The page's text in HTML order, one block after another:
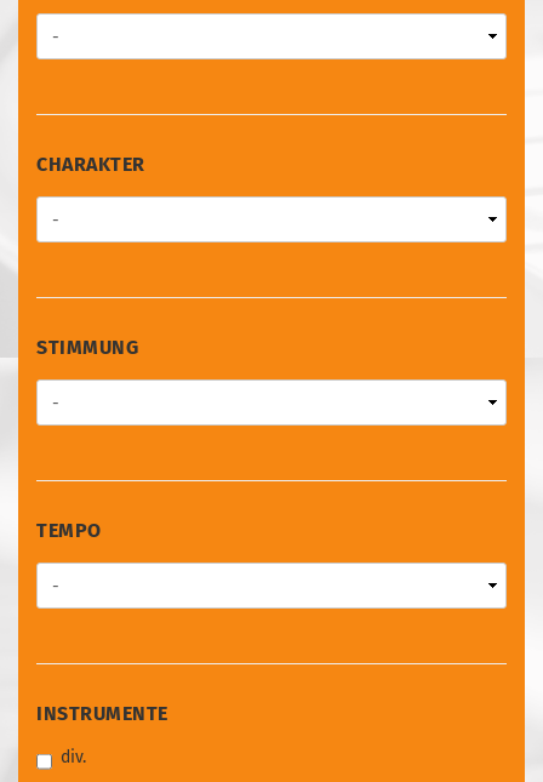
CHARAKTER
CHARAKTER
STIMMUNG
STIMMUNG
TEMPO
TEMPO
INSTRUMENTE
INSTRUMENTE
div.